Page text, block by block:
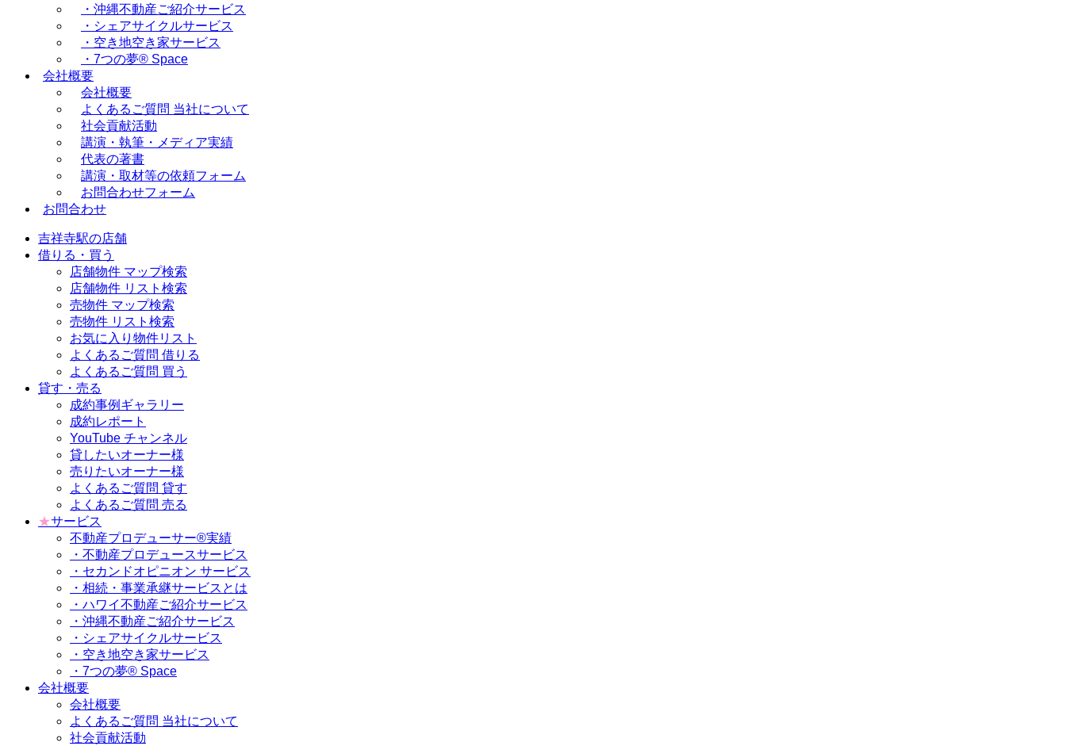
・沖縄不動産ご紹介サービス
・シェアサイクルサービス
・空き地空き家サービス
・7つの夢® Space
会社概要
会社概要
よくあるご質問 当社について
社会貢献活動
講演・執筆・メディア実績
代表の著書
講演・取材等の依頼フォーム
お問合わせフォーム
お問合わせ
吉祥寺駅の店舗
借りる・買う
店舗物件 マップ検索
店舗物件 リスト検索
売物件 マップ検索
売物件 リスト検索
お気に入り物件リスト
よくあるご質問 借りる
よくあるご質問 買う
貸す・売る
成約事例ギャラリー
成約レポート
YouTube チャンネル
貸したいオーナー様
売りたいオーナー様
よくあるご質問 貸す
よくあるご質問 売る
★サービス
不動産プロデューサー®実績
・不動産プロデュースサービス
・セカンドオピニオン サービス
・相続・事業承継サービスとは
・ハワイ不動産ご紹介サービス
・沖縄不動産ご紹介サービス
・シェアサイクルサービス
・空き地空き家サービス
・7つの夢® Space
会社概要
会社概要
よくあるご質問 当社について
社会貢献活動